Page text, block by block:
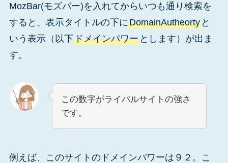
MozBar(モズバー)を入れてからいつも通り検索を
すると、表示タイトルの下にDomainAutheortyと
いう表示（以下ドメインパワーとします）が出ま
す。
この数字がライバルサイトの強さ
です。
例えば、このサイトのドメインパワーは９２。こ